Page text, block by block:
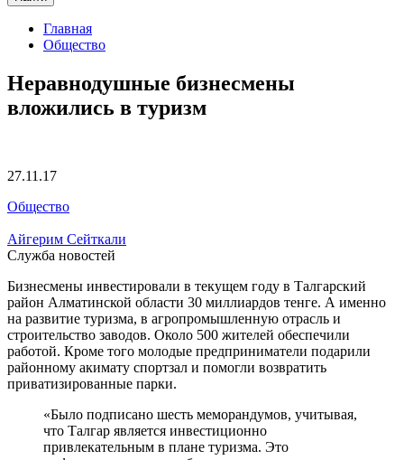
Главная
Общество
Неравнодушные бизнесмены
вложились в туризм
27.11.17
Общество
Айгерим Сейткали
Служба новостей
Бизнесмены инвестировали в текущем году в Талгарский
район Алматинской области 30 миллиардов тенге. А именно
на развитие туризма, в агропромышленную отрасль и
строительство заводов. Около 500 жителей обеспечили
работой. Кроме того молодые предприниматели подарили
районному акимату спортзал и помогли возвратить
приватизированные парки.
«Было подписано шесть меморандумов, учитывая,
что Талгар является инвестиционно
привлекательным в плане туризма. Это